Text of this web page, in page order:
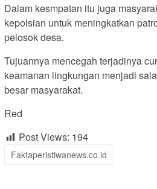
Dalam kesmpatan itu juga
kepolsian untuk meningkatkan
pelosok desa.
Tujuannya mencegah terjadinya
keamanan lingkungan menjadi
besar masyarakat.
Red
Post Views: 194
Faktaperistiwanews.co.id